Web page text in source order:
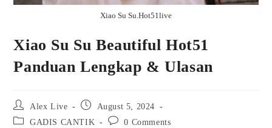
Xiao Su Su.Hot51live
Xiao Su Su Beautiful Hot51
Panduan Lengkap & Ulasan
Post
author:
Alex Live
Post
published:
August 5, 2024
Post GADIS CANTIK
Post 0 Comments